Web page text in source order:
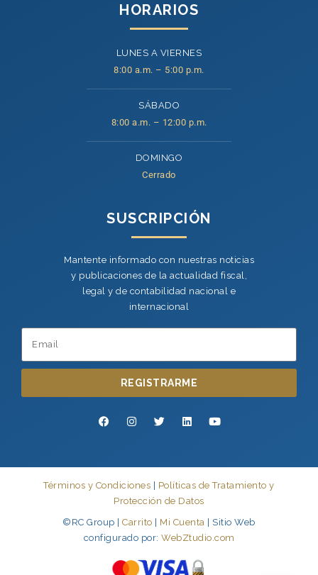
HORARIOS
LUNES A VIERNES
8:00 a.m. – 5:00 p.m.
SÁBADO
8:00 a.m. – 12:00 p.m.
DOMINGO
Cerrado
SUSCRIPCIÓN
Mantente informado con nuestras noticias
y publicaciones de la actualidad fiscal,
legal y de contabilidad nacional e
internacional
REGISTRARME
Términos y Condiciones
Políticas de Tratamiento y
Protección de Datos
©RC Group |Carrito Mi Cuenta | Sitio Web
configurado por: WebZtudio.com